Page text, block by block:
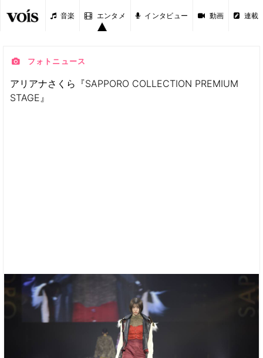
音楽 エンタメ インタビュー 動画 連載
フォトニュース
アリアナさくら『SAPPORO COLLECTION PREMIUM
STAGE』